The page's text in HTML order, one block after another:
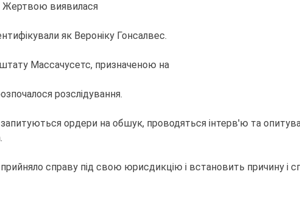
Жертвою виявилася
як Вероніку Гонсалвес.
штату Массачусетс, призначеною на
розслідування.
запитуються ордери на обшук, проводяться інтерв'ю та
справу під свою юрисдикцію і встановить причину і